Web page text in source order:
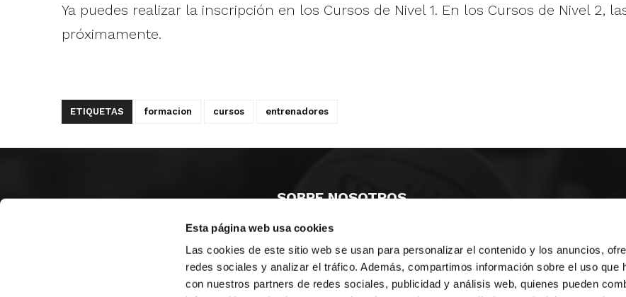
Esta página web usa cookies
Las cookies de este sitio web se usan para personalizar el contenido y los anuncios,
redes sociales y analizar el tráfico. Además, compartimos información sobre el uso que
con nuestros partners de redes sociales, publicidad y análisis web, quienes pueden
Ya puedes realizar la inscripción en los Cursos de Nivel 1. En los Cursos de Nivel 2,
próximamente.
ETIQUETAS formacion cursos entrenadores
SOBRE NOSOTROS
CASTELLON
VALENCIA
MONESTIR DE POBLET 14 1ª 3º
ALICANTE
CIUDAD DE MATANZAS 12
fbcv@fbcv.es